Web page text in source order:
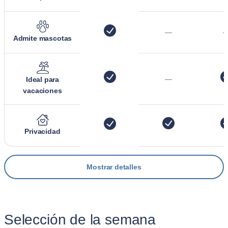
Admite mascotas
—
Ideal para
vacaciones
—
Privacidad
Mostrar detalles
Selección de la semana